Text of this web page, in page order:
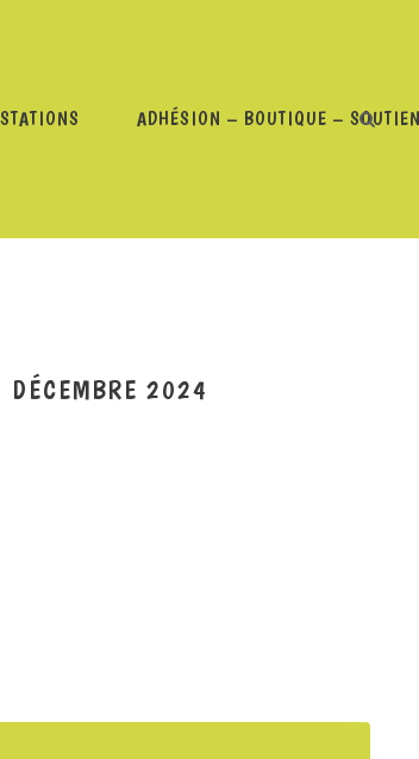
ADHÉSION – BOUTIQUE –
2024